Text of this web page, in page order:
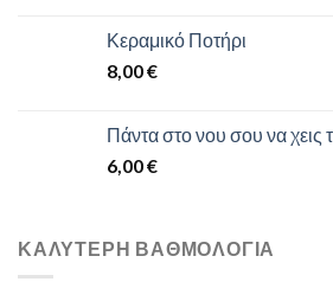
Κεραμικό Ποτήρι
8,00€
Πάντα στο νου σου να χεις
6,00€
ΚΑΛΎΤΕΡΗ ΒΑΘΜΟΛΌΓΙΑ